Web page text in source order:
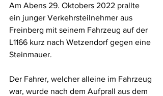
Am Abens 29. Oktobers 2022 prallte
ein junger Verkehrsteilnehmer aus
Freinberg mit seinem Fahrzeug auf der
L1166 kurz nach Wetzendorf gegen eine
Steinmauer.
Der Fahrer, welcher alleine im Fahrzeug
war, wurde nach dem Aufprall aus dem